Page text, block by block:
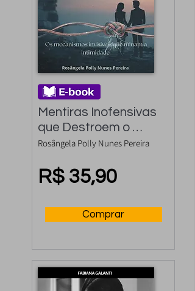
Mentiras Inofensivas
que Destroem o
Amor
Rosângela Polly Nunes Pereira
R$ 35,90
Comprar